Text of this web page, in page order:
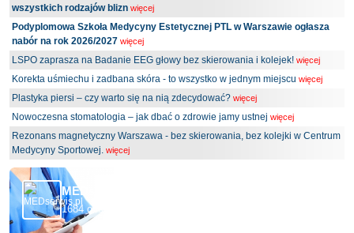
wszystkich rodzajów blizn więcej
Podyplomowa Szkoła Medycyny Estetycznej PTL w Warszawie ogłasza
nabór na rok 2026/2027 więcej
LSPO zaprasza na Badanie EEG głowy bez skierowania i kolejek! więcej
Korekta uśmiechu i zadbana skóra - to wszystko w jednym miejscu więcej
Plastyka piersi – czy warto się na nią zdecydować? więcej
Nowoczesna stomatologia – jak dbać o zdrowie jamy ustnej więcej
Rezonans magnetyczny Warszawa - bez skierowania, bez kolejki w Centrum
Medycyny Sportowej. więcej
MEDserwis.pl - Ogólnopolski Portal Medyczny
1684 obserwujących